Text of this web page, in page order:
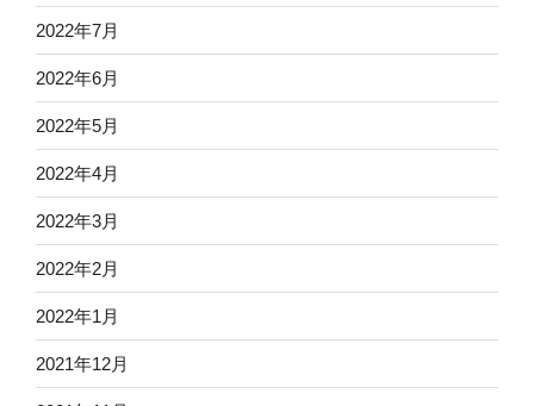
2022年7月
2022年6月
2022年5月
2022年4月
2022年3月
2022年2月
2022年1月
2021年12月